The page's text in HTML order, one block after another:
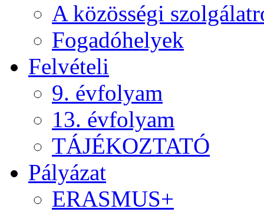
A közösségi
Fogadóhelyek
Felvételi
9. évfolyam
13. évfolyam
TÁJÉKOZTATÓ
Pályázat
ERASMUS+